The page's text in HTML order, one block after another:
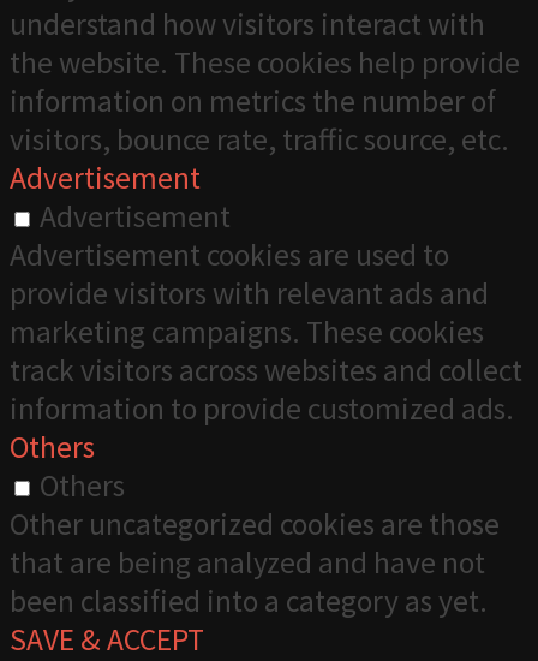
understand how visitors interact with
the website. These cookies help provide
information on metrics the number of
visitors, bounce rate, traffic source, etc.
Advertisement
Advertisement
Advertisement cookies are used to
provide visitors with relevant ads and
marketing campaigns. These cookies
track visitors across websites and collect
information to provide customized ads.
Others
Others
Other uncategorized cookies are those
that are being analyzed and have not
been classified into a category as yet.
SAVE & ACCEPT